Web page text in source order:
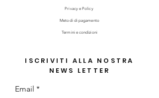
Privacy e Policy
Metodi di pagamento
Termini e condizioni
ISCRIVITI ALLA NOSTRA
NEWS LETTER
Email